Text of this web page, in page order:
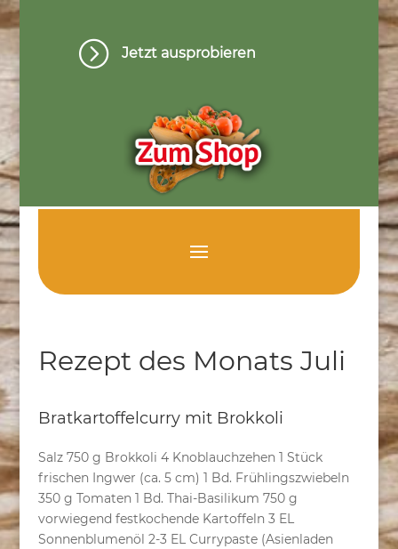
= Jetzt ausprobieren
Rezept des Monats Juli
Bratkartoffelcurry mit Brokkoli
Salz 750 g Brokkoli 4 Knoblauchzehen 1 Stück
frischen Ingwer (ca. 5 cm) 1 Bd. Frühlingszwiebeln
350 g Tomaten 1 Bd. Thai-Basilikum 750 g
vorwiegend festkochende Kartoffeln 3 EL
Sonnenblumenöl 2-3 EL Currypaste (Asienladen